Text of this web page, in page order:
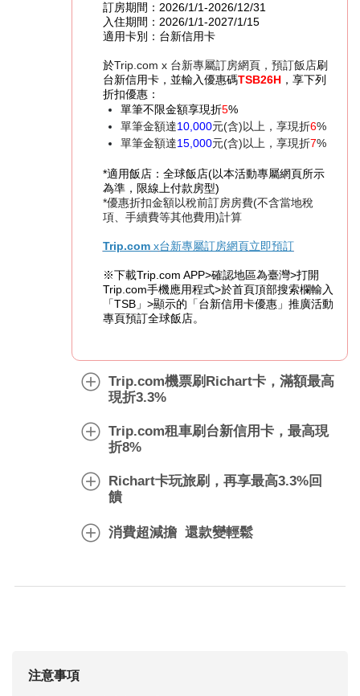
訂房期間：2026/1/1-2026/12/31
入住期間：2026/1/1-2027/1/15
適用卡別：台新信用卡
於Trip.com x 台新專屬訂房網頁，預訂飯店刷
台新信用卡，並輸入優惠碼TSB26H，享下列
折扣優惠：
單筆不限金額享現折5%
單筆金額達10,000元(含)以上，享現折6%
單筆金額達15,000元(含)以上，享現折7%
*適用飯店：全球飯店(以本活動專屬網頁所示
為準，限線上付款房型)
*優惠折扣金額以稅前訂房房費(不含當地稅
項、手續費等其他費用)計算
Trip.comx台新專屬訂房網頁立即預訂
※下載Trip.com APP>確認地區為臺灣>打開
Trip.com手機應用程式>於首頁頂部搜索欄輸入
「TSB」>顯示的「台新信用卡優惠」推廣活動
專頁預訂全球飯店。
Trip.com機票刷Richart卡，滿額最高
現折3.3%
Trip.com租車刷台新信用卡，最高現
折8%
Richart卡玩旅刷，再享最高3.3%回
饋
消費超減擔  還款變輕鬆
注意事項